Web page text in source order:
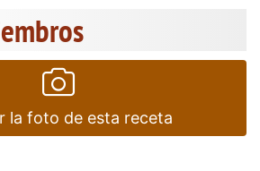
la foto de esta receta